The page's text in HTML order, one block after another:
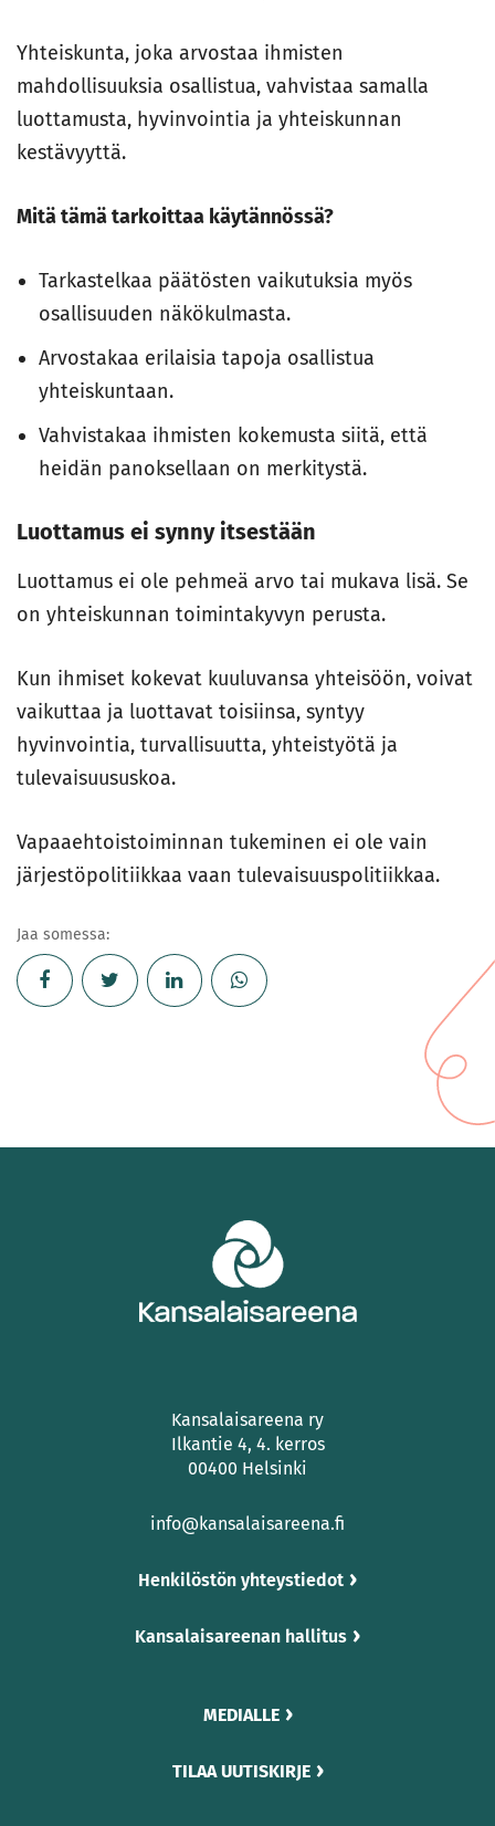
Yhteiskunta, joka arvostaa ihmisten
mahdollisuuksia osallistua, vahvistaa samalla
luottamusta, hyvinvointia ja yhteiskunnan
kestävyyttä.
Mitä tämä tarkoittaa käytännössä?
Tarkastelkaa päätösten vaikutuksia myös
osallisuuden näkökulmasta.
Arvostakaa erilaisia tapoja osallistua
yhteiskuntaan.
Vahvistakaa ihmisten kokemusta siitä, että
heidän panoksellaan on merkitystä.
Luottamus ei synny itsestään
Luottamus ei ole pehmeä arvo tai mukava lisä. Se
on yhteiskunnan toimintakyvyn perusta.
Kun ihmiset kokevat kuuluvansa yhteisöön, voivat
vaikuttaa ja luottavat toisiinsa, syntyy
hyvinvointia, turvallisuutta, yhteistyötä ja
tulevaisuususkoa.
Vapaaehtoistoiminnan tukeminen ei ole vain
järjestöpolitiikkaa vaan tulevaisuuspolitiikkaa.
Jaa somessa:
Kansalaisareena ry
Ilkantie 4, 4. kerros
00400 Helsinki
info@kansalaisareena.fi
Henkilöstön yhteystiedot
Kansalaisareenan hallitus
MEDIALLE
TILAA UUTISKIRJE